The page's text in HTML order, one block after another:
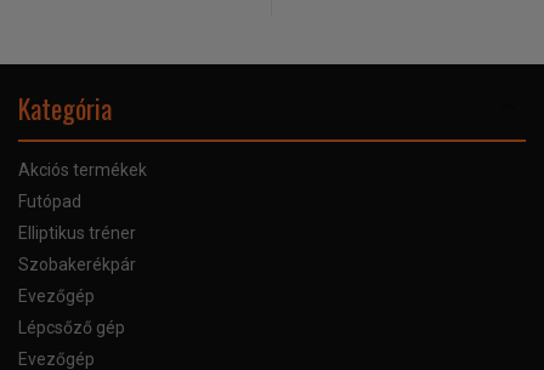
Kategória
Akciós termékek
Futópad
Elliptikus tréner
Szobakerékpár
Evezőgép
Lépcsőző gép
Evezőgép